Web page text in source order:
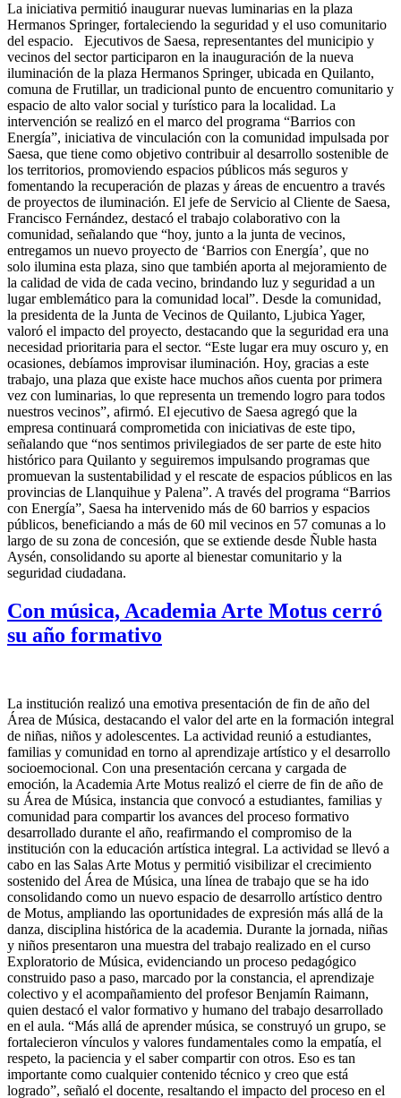
La iniciativa permitió inaugurar nuevas luminarias en la plaza
Hermanos Springer, fortaleciendo la seguridad y el uso comunitario
del espacio. Ejecutivos de Saesa, representantes del municipio y
vecinos del sector participaron en la inauguración de la nueva
iluminación de la plaza Hermanos Springer, ubicada en Quilanto,
comuna de Frutillar, un tradicional punto de encuentro comunitario y
espacio de alto valor social y turístico para la localidad. La
intervención se realizó en el marco del programa “Barrios con
Energía”, iniciativa de vinculación con la comunidad impulsada por
Saesa, que tiene como objetivo contribuir al desarrollo sostenible de
los territorios, promoviendo espacios públicos más seguros y
fomentando la recuperación de plazas y áreas de encuentro a través
de proyectos de iluminación. El jefe de Servicio al Cliente de Saesa,
Francisco Fernández, destacó el trabajo colaborativo con la
comunidad, señalando que “hoy, junto a la junta de vecinos,
entregamos un nuevo proyecto de ‘Barrios con Energía’, que no
solo ilumina esta plaza, sino que también aporta al mejoramiento de
la calidad de vida de cada vecino, brindando luz y seguridad a un
lugar emblemático para la comunidad local”. Desde la comunidad,
la presidenta de la Junta de Vecinos de Quilanto, Ljubica Yager,
valoró el impacto del proyecto, destacando que la seguridad era una
necesidad prioritaria para el sector. “Este lugar era muy oscuro y, en
ocasiones, debíamos improvisar iluminación. Hoy, gracias a este
trabajo, una plaza que existe hace muchos años cuenta por primera
vez con luminarias, lo que representa un tremendo logro para todos
nuestros vecinos”, afirmó. El ejecutivo de Saesa agregó que la
empresa continuará comprometida con iniciativas de este tipo,
señalando que “nos sentimos privilegiados de ser parte de este hito
histórico para Quilanto y seguiremos impulsando programas que
promuevan la sustentabilidad y el rescate de espacios públicos en las
provincias de Llanquihue y Palena”. A través del programa “Barrios
con Energía”, Saesa ha intervenido más de 60 barrios y espacios
públicos, beneficiando a más de 60 mil vecinos en 57 comunas a lo
largo de su zona de concesión, que se extiende desde Ñuble hasta
Aysén, consolidando su aporte al bienestar comunitario y la
seguridad ciudadana.
Con música, Academia Arte Motus cerró
su año formativo
La institución realizó una emotiva presentación de fin de año del
Área de Música, destacando el valor del arte en la formación integral
de niñas, niños y adolescentes. La actividad reunió a estudiantes,
familias y comunidad en torno al aprendizaje artístico y el desarrollo
socioemocional. Con una presentación cercana y cargada de
emoción, la Academia Arte Motus realizó el cierre de fin de año de
su Área de Música, instancia que convocó a estudiantes, familias y
comunidad para compartir los avances del proceso formativo
desarrollado durante el año, reafirmando el compromiso de la
institución con la educación artística integral. La actividad se llevó a
cabo en las Salas Arte Motus y permitió visibilizar el crecimiento
sostenido del Área de Música, una línea de trabajo que se ha ido
consolidando como un nuevo espacio de desarrollo artístico dentro
de Motus, ampliando las oportunidades de expresión más allá de la
danza, disciplina histórica de la academia. Durante la jornada, niñas
y niños presentaron una muestra del trabajo realizado en el curso
Exploratorio de Música, evidenciando un proceso pedagógico
construido paso a paso, marcado por la constancia, el aprendizaje
colectivo y el acompañamiento del profesor Benjamín Raimann,
quien destacó el valor formativo y humano del trabajo desarrollado
en el aula. “Más allá de aprender música, se construyó un grupo, se
fortalecieron vínculos y valores fundamentales como la empatía, el
respeto, la paciencia y el saber compartir con otros. Eso es tan
importante como cualquier contenido técnico y creo que está
logrado”, señaló el docente, resaltando el impacto del proceso en el